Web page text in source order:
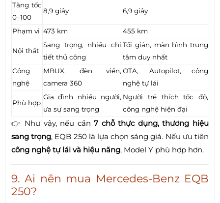
Tăng tốc
0–100
8,9 giây 6,9 giây
Phạm vi 473 km 455 km
Nội thất
Sang trọng, nhiều chi
tiết thủ công
Tối giản, màn hình trung
tâm duy nhất
Công
nghệ
MBUX, đèn viền,
camera 360
OTA, Autopilot, công
nghệ tự lái
Phù hợp
Gia đình nhiều người,
ưa sự sang trọng
Người trẻ thích tốc độ,
công nghệ hiện đại
👉 Như vậy, nếu cần7 chỗ thực dụng, thương hiệu
sang trọng, EQB 250 là lựa chọn sáng giá. Nếu ưu tiên
công nghệ tự lái và hiệu năng, Model Y phù hợp hơn.
9. Ai nên mua Mercedes-Benz EQB
250?